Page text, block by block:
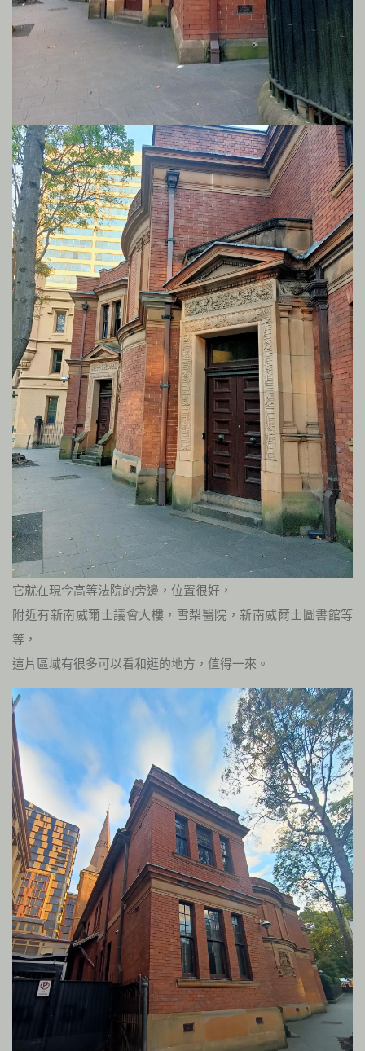
它就在現今高等法院的旁邊，位置很好，
附近有新南威爾士議會大樓，雪梨醫院，新南威爾士圖書館等
等，
這片區域有很多可以看和逛的地方，值得一來。